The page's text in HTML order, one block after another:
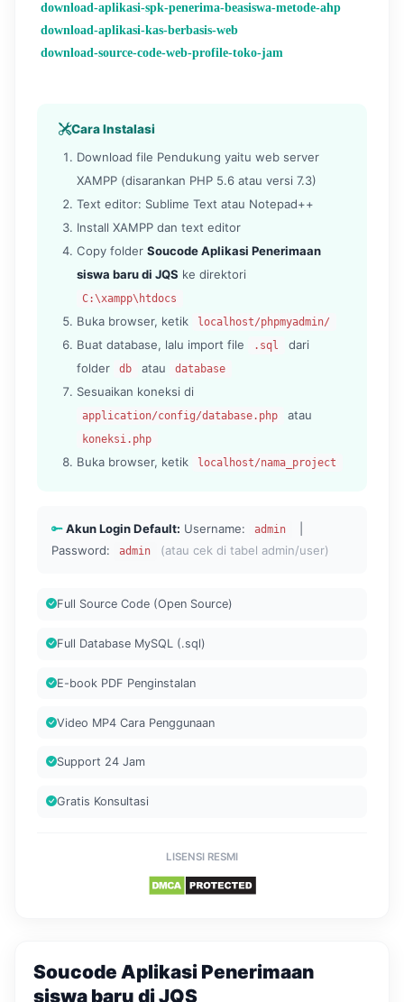
download-aplikasi-spk-penerima-beasiswa-metode-ahp
download-aplikasi-kas-berbasis-web
download-source-code-web-profile-toko-jam
Cara Instalasi
Download file Pendukung yaitu web server
XAMPP (disarankan PHP 5.6 atau versi 7.3)
Text editor: Sublime Text atau Notepad++
Install XAMPP dan text editor
Copy folder Soucode Aplikasi Penerimaan
siswa baru di JQS ke direktori
C:\xampp\htdocs
Buka browser, ketik localhost/phpmyadmin/
Buat database, lalu import file .sql
dari
folder
db atau database
Sesuaikan koneksi di
application/config/database.php atau
koneksi.php
Buka browser, ketik localhost/nama_project
Akun Login Default: Username: admin
Password:
admin (atau cek di tabel admin/user)
Full Source Code (Open Source)
Full Database MySQL (.sql)
E-book PDF Penginstalan
Video MP4 Cara Penggunaan
Support 24 Jam
Gratis Konsultasi
LISENSI RESMI
Soucode Aplikasi Penerimaan
siswa baru di JQS